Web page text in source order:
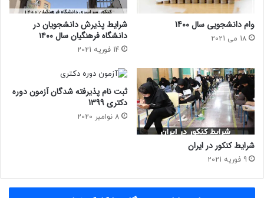
وام دانشجویی سال 1400
18 می 2021
شرایط پذیرش دانشجویان در
دانشگاه فرهنگیان سال ۱۴۰۰
14 فوریه 2021
شرایط کنکور در ایران
9 فوریه 2021
ثبت نام پذیرفته شدگان آزمون دوره
دکتری 1399
8 نوامبر 2020